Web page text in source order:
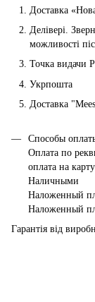
Доставка
Делівері.
можливості
Точка видачи
Укрпошта
Доставка
Способы
Оплата по
оплата на карту
Наличными
Наложенный
Наложенный
Гарантія від